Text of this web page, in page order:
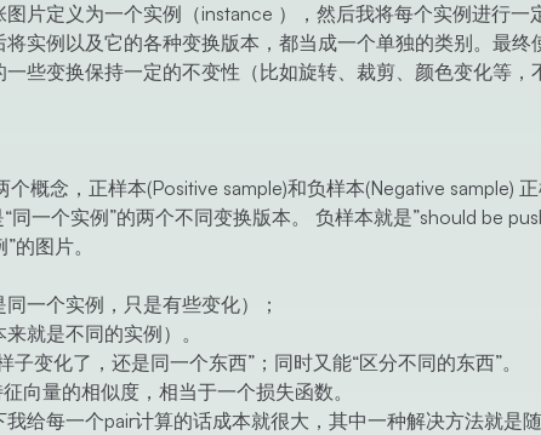
片定义为一个实例（instance ），然后我将每个实例进行一
实例以及它的各种变换版本，都当成一个单独的类别。最终
些变换保持一定的不变性（比如旋转、裁剪、颜色变化等，
概念，正样本(Positive sample)和负样本(Negative sample)
同一个实例”的两个不同变换版本。 负样本就是”should be
的图片。
一个实例，只是有些变化）；
就是不同的实例）。
变化了，还是同一个东西”；同时又能“区分不同的东西”。
向量的相似度，相当于一个损失函数。
给每一个pair计算的话成本就很大，其中一种解决方法就是